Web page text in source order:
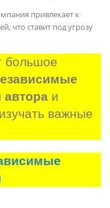
привлекает к
что ставит под угрозу
большое
и
важные